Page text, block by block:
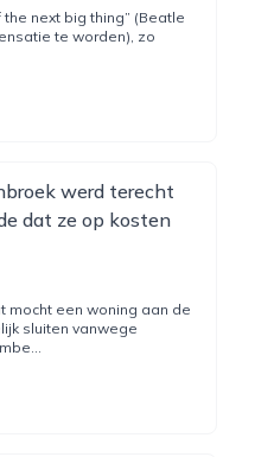
next big thing” (Beatle
te worden), zo
werd terecht
dat ze op kosten
mocht een woning aan de
sluiten vanwege